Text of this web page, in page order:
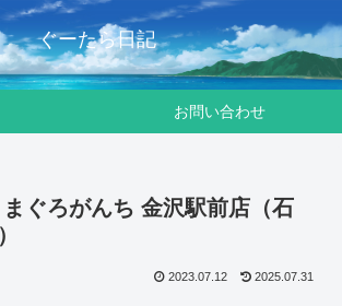
ぐーたら日記
お問い合わせ
ぐろがんち 金沢駅前店（石
2023.07.12 2025.07.31